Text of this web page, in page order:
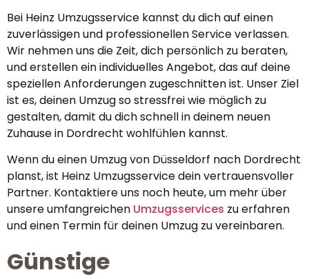
Bei Heinz Umzugsservice kannst du dich auf einen
zuverlässigen und professionellen Service verlassen.
Wir nehmen uns die Zeit, dich persönlich zu beraten,
und erstellen ein individuelles Angebot, das auf deine
speziellen Anforderungen zugeschnitten ist. Unser Ziel
ist es, deinen Umzug so stressfrei wie möglich zu
gestalten, damit du dich schnell in deinem neuen
Zuhause in Dordrecht wohlfühlen kannst.
Wenn du einen Umzug von Düsseldorf nach Dordrecht
planst, ist Heinz Umzugsservice dein vertrauensvoller
Partner. Kontaktiere uns noch heute, um mehr über
unsere umfangreichen Umzugsservices zu erfahren
und einen Termin für deinen Umzug zu vereinbaren.
Günstige